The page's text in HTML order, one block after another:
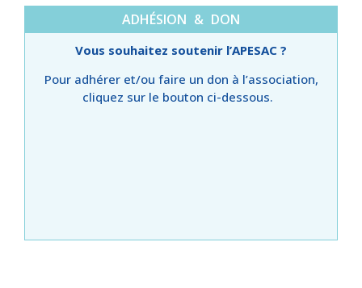
ADHÉSION & DON
Vous souhaitez soutenir l’APESAC ?
Pour adhérer et/ou faire un don à l’association,
cliquez sur le bouton ci-dessous.